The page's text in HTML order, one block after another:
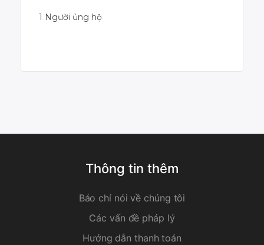
1 Người ủng hộ
Thông tin thêm
Báo chí nói về chúng tôi
Các vấn đề pháp lý
Hướng dẫn thanh toán